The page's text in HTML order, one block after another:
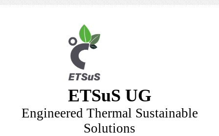
ETSuS UG
Engineered Thermal Sustainable
Solutions